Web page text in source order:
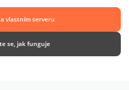
vlastním serveru
se, jak funguje